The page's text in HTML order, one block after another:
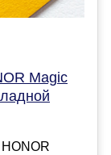
Magic